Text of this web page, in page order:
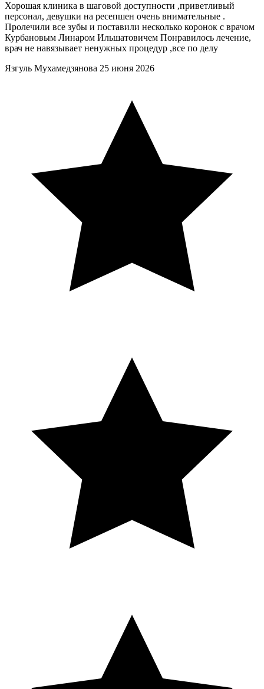
Хорошая клиника в шаговой доступности ,приветливый
персонал, девушки на ресепшен очень внимательные .
Пролечили все зубы и поставили несколько коронок с врачом
Курбановым Линаром Ильшатовичем Понравилось лечение,
врач не навязывает ненужных процедур ,все по делу
Язгуль Мухамедзянова 25 июня 2026